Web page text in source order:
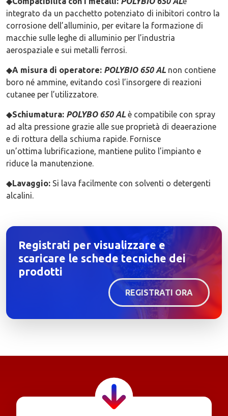
integrato da un pacchetto potenziato di inibitori contro la
corrosione dell’alluminio, per evitare la formazione di
macchie sulle leghe di alluminio per l’industria
aerospaziale e sui metalli ferrosi.
◆A misura di operatore: POLYBIO 650 AL non contiene
boro né ammine, evitando così l’insorgere di reazioni
cutanee per l’utilizzatore.
◆Schiumatura: POLYBO 650 AL è compatibile con spray
ad alta pressione grazie alle sue proprietà di deaerazione
e di rottura della schiuma rapide. Fornisce
un’ottima lubrificazione, mantiene pulito l’impianto e
riduce la manutenzione.
◆Lavaggio: Si lava facilmente con solventi o detergenti
alcalini.
Registrati per visualizzare e
scaricare le schede tecniche dei
prodotti
REGISTRATI ORA